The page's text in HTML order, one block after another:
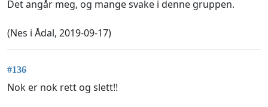
Det angår meg, og mange svake i denne gruppen.
(Nes i Ådal, 2019-09-17)
#136
Nok er nok rett og slett!!